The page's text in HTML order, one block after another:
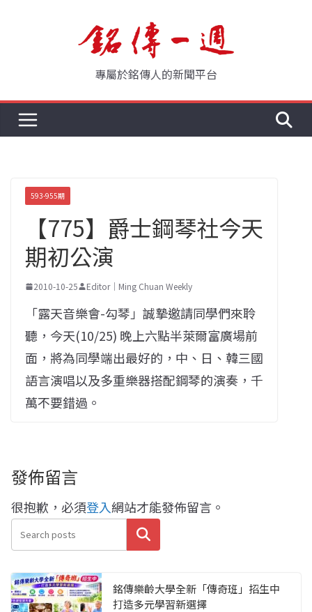
專屬於銘傳人的新聞平台
593-955期
【775】爵士鋼琴社今天
期初公演
2010-10-25 Editor｜Ming Chuan Weekly
「露天音樂會-勾琴」誠摯邀請同學們來聆
聽，今天(10/25) 晚上六點半萊爾富廣場前
面，將為同學端出最好的，中、日、韓三國
語言演唱以及多重樂器搭配鋼琴的演奏，千
萬不要錯過。
發佈留言
很抱歉，必須登入網站才能發佈留言。
搜尋
銘傳樂齡大學全新「傳奇班」招生中
打造多元學習新選擇